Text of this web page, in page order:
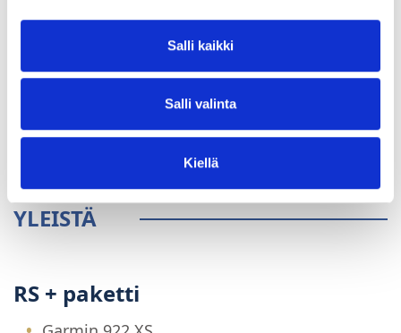
Salli kaikki
Salli valinta
Kiellä
YLEISTÄ
RS + paketti